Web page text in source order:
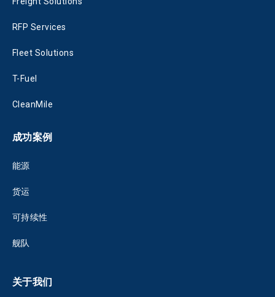
RFP Services
Fleet Solutions
T-Fuel
CleanMile
成功案例
能源
货运
可持续性
舰队
关于我们